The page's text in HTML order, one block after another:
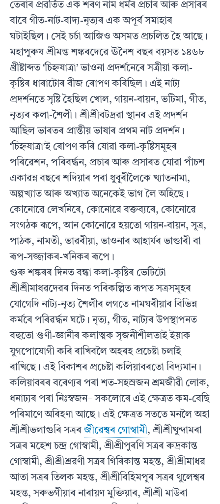
তেৰাৰ প্ৰৱৰ্তিত এক শৰণ নাম ধৰ্মৰ প্ৰচাৰ আৰু প্ৰসাৰৰ
বাবে গীত-নাট-বাদ‍্য-নৃত‍্যৰ এক অপূৰ্ব সমাহাৰ
ঘটাইছিল। সেই চৰ্চা আজিও অসমত প্ৰচলিত হৈ আছে।
মহাপুৰুষ শ্ৰীমন্ত শঙ্কৰদেৱে ঊনৈশ বছৰ বয়সত ১৪৬৮
খ্ৰীষ্টাব্দত ‘চিহ্নযাত্ৰা’ ভাওনা প্ৰদৰ্শনেৰে সত্ৰীয়া কলা-
কৃষ্টিৰ ধাৰাটোৰ বীজ ৰোপণ কৰিছিল। এই নাট‍্য
প্ৰদৰ্শনতে সৃষ্টি হৈছিল খোল, গায়ন-বায়ন, ভটিমা, গীত,
নৃত্যৰ কলা-শৈলী। শ্ৰীশ্ৰীবটদ্ৰৱা স্থানৰ এই প্ৰদৰ্শন
আছিল ভাৰতৰ প্ৰান্তীয় ভাষাৰ প্ৰথম নাট প্ৰদৰ্শন।
‘চিহ্নযাত্ৰা’ই ৰোপণ কৰি যোৱা কলা-কৃষ্টিসমূহৰ
পৰিৱেশন, পৰিবৰ্দ্ধন, প্ৰচাৰ আৰু প্ৰসাৰত যোৱা পাঁচশ
একাৱন্ন বছৰে শদিয়াৰ পৰা ধুবুৰীলৈকে খ্যাতনামা,
অল্পখ্যাত আৰু অখ্যাত অনেকেই ভাগ লৈ অহিছে।
কোনোৱে লেখনিৰে, কোনোৱে বক্তব‍্যৰে, কোনোৱে
সংগঠক ৰূপে, আন কোনোৱে হয়তো গায়ন-বায়ন, সূত্ৰ,
পাঠক, নামতী, ভাৱৰীয়া, ভাওনাৰ আহাৰ্য‍ৰ ভাণ্ডাৰী বা
ৰূপ-সজ্জাকৰ-খনিকৰ ৰূপে।
গুৰু শঙ্কৰৰ দিনত বন্ধা কলা-কৃষ্টিৰ ভেটিটো
শ্ৰীশ্ৰীমাধৱদেৱৰ দিনত পৰিকল্পিত ৰূপত সত্ৰসমূহৰ
যোগেদি নাট‍্য-নৃত‍্য শৈলীৰ লগতে নামঘৰীয়াৰ বিভিন্ন
কৰ্মৰে পৰিৱৰ্দ্ধন ঘটে। নৃত‍্য, গীত, নাট‍্যৰ উপস্থাপনত
বহুতো গুণী-জ্ঞানীৰ কলাত্মক সৃজনীশীলতাই ইয়াক
যুগপোযোগী কৰি ৰাখিবলৈ অহৰহ প্ৰচেষ্টা চলাই
ৰাখিছে। এই বিকাশৰ প্ৰচেষ্টা কলিয়াবৰতো বিদ‍্যমান।
কলিয়াবৰৰ বৰেণ‍্যৰ পৰা শত-সহস্ৰজন শ্ৰমজীৱী লোক,
ধনাঢ‍্যৰ পৰা নিঃস্বজন– সকলোৰে এই ক্ষেত্ৰত কম-বেছি
পৰিমাণে অৰিহণা আছে। এই ক্ষেত্ৰত সততে মনলৈ অহা
শ্ৰীশ্ৰীভলাগুৰি সত্ৰৰ জীৱেশ্বৰ গোস্বামী, শ্ৰীশ্ৰীখুন্দামৰা
সত্ৰৰ মহেশ চন্দ্ৰ গোস্বামী, শ্ৰীশ্ৰীপুৰণি সত্ৰৰ ৰুদ্ৰকান্ত
গোস্বামী, শ্ৰীশ্ৰীশ্ৰৱণী সত্ৰৰ গিৰিকান্ত মহন্ত, শ্ৰীশ্ৰীমাধৱ
আতা সত্ৰৰ তিলক মহন্ত, শ্ৰীশ্ৰীবিহিমপুৰ সত্ৰৰ থুলেশ্বৰ
মহন্ত, সৰুভগীয়াৰ নাৰায়ণ মুক্তিয়াৰ, শ্ৰীশ্ৰী মাউৰা